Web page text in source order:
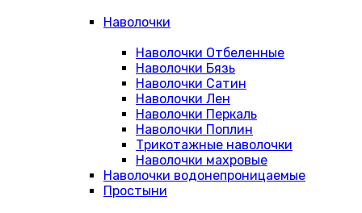
Наволочки
Наволочки Отбеленные
Наволочки Бязь
Наволочки Сатин
Наволочки Лен
Наволочки Перкаль
Наволочки Поплин
Трикотажные наволочки
Наволочки махровые
Наволочки водонепроницаемые
Простыни